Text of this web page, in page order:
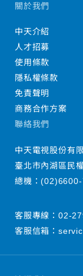
關於我們
中天介紹
人才招募
使用條款
隱私權條款
免責聲明
商務合作方案
聯絡我們
中天電視股份有
臺北市內湖區民
總機：
客服專線： 02-
客服信箱：